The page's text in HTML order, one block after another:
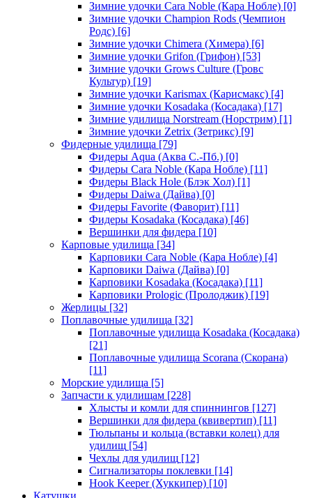
Зимние удочки Cara Noble (Кара Нобле) [0]
Зимние удочки Champion Rods (Чемпион
Родс) [6]
Зимние удочки Chimera (Химера) [6]
Зимние удочки Grifon (Грифон) [53]
Зимние удочки Grows Culture (Гровс
Культур) [19]
Зимние удочки Karismax (Карисмакс) [4]
Зимние удочки Kosadaka (Косадака) [17]
Зимние удилища Norstream (Норстрим) [1]
Зимние удочки Zetrix (Зетрикс) [9]
Фидерные удилища [79]
Фидеры Aqua (Аква С.-Пб.) [0]
Фидеры Cara Noble (Кара Нобле) [11]
Фидеры Black Hole (Блэк Хол) [1]
Фидеры Daiwa (Дайва) [0]
Фидеры Favorite (Фаворит) [11]
Фидеры Kosadaka (Косадака) [46]
Вершинки для фидера [10]
Карповые удилища [34]
Карповики Cara Noble (Кара Нобле) [4]
Карповики Daiwa (Дайва) [0]
Карповики Kosadaka (Косадака) [11]
Карповики Prologic (Пролоджик) [19]
Жерлицы [32]
Поплавочные удилища [32]
Поплавочные удилища Kosadaka (Косадака)
[21]
Поплавочные удилища Scorana (Скорана)
[11]
Морские удилища [5]
Запчасти к удилищам [228]
Хлысты и комли для спиннингов [127]
Вершинки для фидера (квивертип) [11]
Тюльпаны и кольца (вставки колец) для
удилищ [54]
Чехлы для удилищ [12]
Сигнализаторы поклевки [14]
Hook Keeper (Хуккипер) [10]